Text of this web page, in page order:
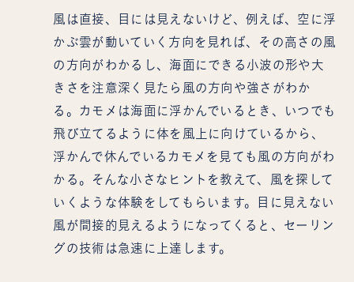
風は直接、目には見えないけど、例えば、空に浮
かぶ雲が動いていく方向を見れば、その高さの風
の方向がわかるし、海面にできる小波の形や大
きさを注意深く見たら風の方向や強さがわか
る。カモメは海面に浮かんでいるとき、いつでも
飛び立てるように体を風上に向けているから、
浮かんで休んでいるカモメを見ても風の方向がわ
かる。そんな小さなヒントを教えて、風を探して
いくような体験をしてもらいます。目に見えない
風が間接的見えるようになってくると、セーリン
グの技術は急速に上達します。